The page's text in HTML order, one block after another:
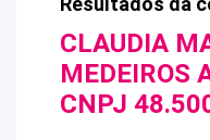
CLAUDIA
MEDEIROS
CNPJ